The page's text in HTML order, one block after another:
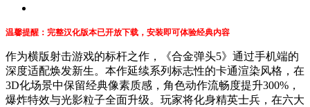
温馨提醒：完整汉化版本已开放下载，安装即可体验经典内容
作为横版射击游戏的标杆之作，《合金弹头5》通过手机端的
深度适配焕发新生。本作延续系列标志性的卡通渲染风格，在
3D化场景中保留经典像素质感，角色动作流畅度提升300%，
爆炸特效与光影粒子全面升级。玩家将化身精英士兵，在六大